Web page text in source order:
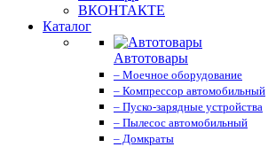
ВКОНТАКТЕ
Каталог
Автотовары
– Моечное оборудование
– Компрессор автомобильный
– Пуско-зарядные устройства
– Пылесос автомобильный
– Домкраты